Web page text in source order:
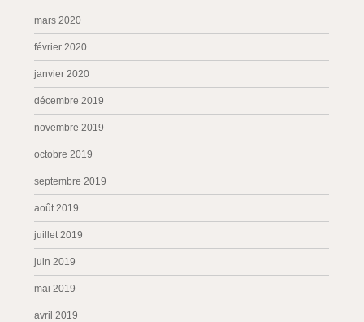
mars 2020
février 2020
janvier 2020
décembre 2019
novembre 2019
octobre 2019
septembre 2019
août 2019
juillet 2019
juin 2019
mai 2019
avril 2019